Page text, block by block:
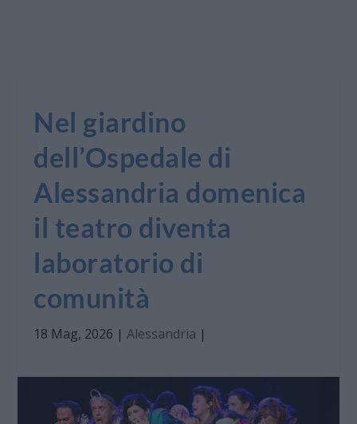
Nel giardino
dell’Ospedale di
Alessandria domenica
il teatro diventa
laboratorio di
comunità
18 Mag, 2026 |Alessandria |